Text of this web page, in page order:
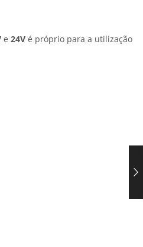
e 24V é próprio para a utilização